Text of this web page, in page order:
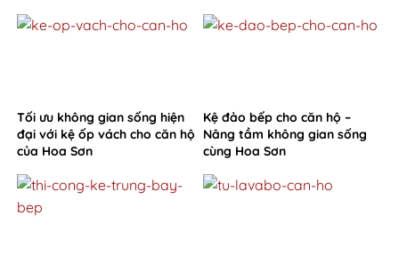
Tối ưu không gian sống hiện
đại với kệ ốp vách cho căn hộ
của Hoa Sơn
Kệ đảo bếp cho căn hộ –
Nâng tầm không gian sống
cùng Hoa Sơn